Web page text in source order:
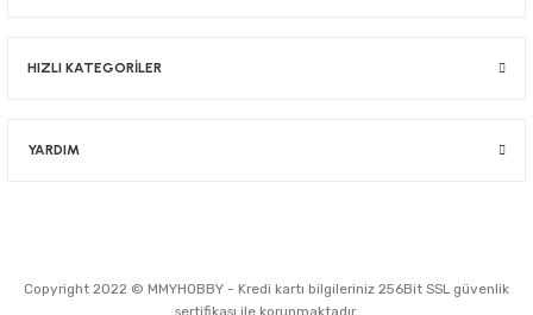
HIZLI KATEGORİLER
YARDIM
Copyright 2022 © MMYHOBBY - Kredi kartı bilgileriniz 256Bit SSL güvenlik
sertifikası ile korunmaktadır.